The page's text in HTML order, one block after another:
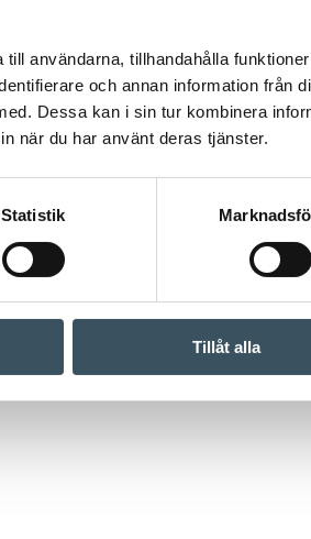
användarna, tillhandahålla
och annan information från
Dessa kan i sin tur kombinera
när du har använt deras tjänster.
Statistik
Tillåt alla